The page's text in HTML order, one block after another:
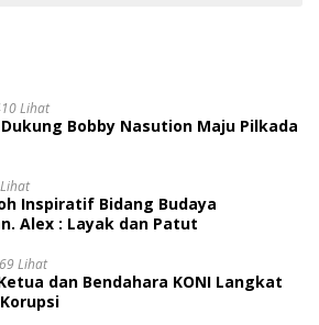
Lihat
Bobby Nasution Maju Pilkada
Inspiratif Bidang Budaya
Alex : Layak dan Patut
Lihat
dan Bendahara KONI Langkat